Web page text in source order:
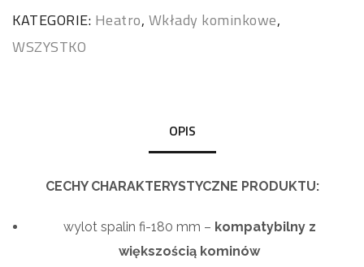
KATEGORIE: Heatro, Wkłady kominkowe,
WSZYSTKO
OPIS
CECHY CHARAKTERYSTYCZNE PRODUKTU:
wylot spalin fi-180 mm – kompatybilny z
większością kominów